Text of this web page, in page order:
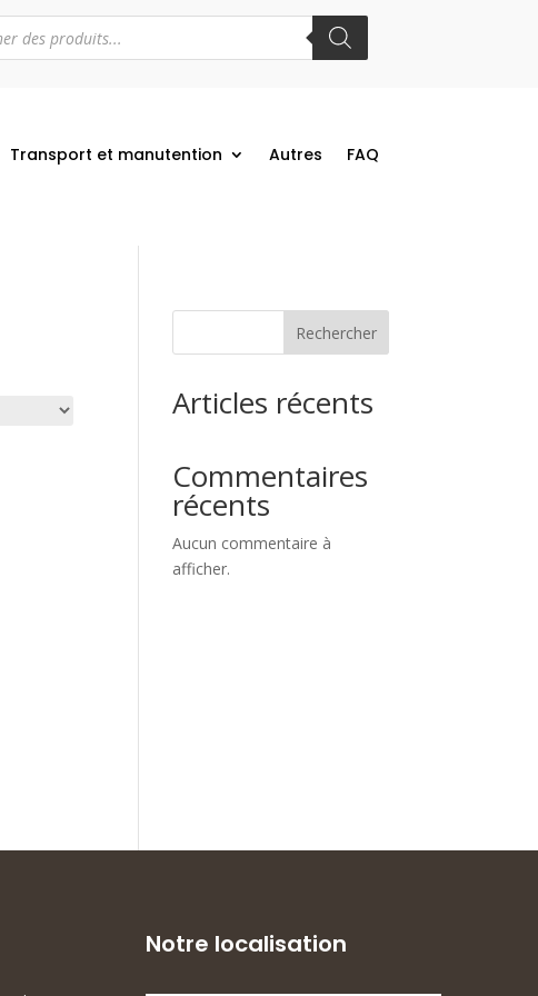
Transport et manutention Autres FAQ
Rechercher
Articles récents
Commentaires
récents
Aucun commentaire à
afficher.
Notre localisation